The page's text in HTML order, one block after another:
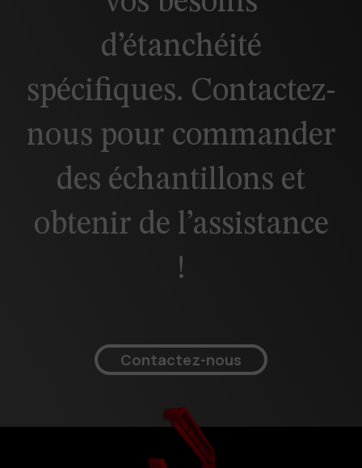
d’étanchéité
spécifiques. Contactez-
nous pour commander
des échantillons et
obtenir de l’assistance
!
Contactez-nous